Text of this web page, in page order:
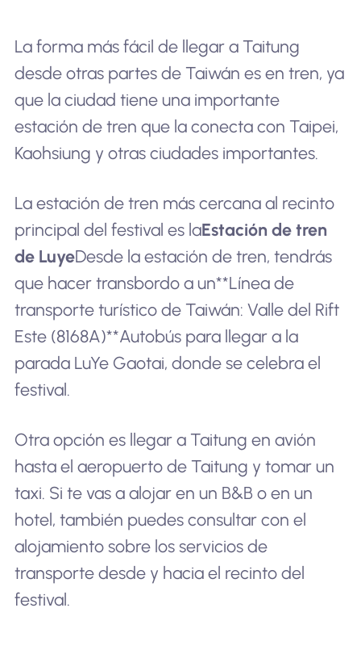
La forma más fácil de llegar a Taitung
desde otras partes de Taiwán es en tren, ya
que la ciudad tiene una importante
estación de tren que la conecta con Taipei,
Kaohsiung y otras ciudades importantes.
La estación de tren más cercana al recinto
principal del festival es laEstación de tren
de LuyeDesde la estación de tren, tendrás
que hacer transbordo a un**Línea de
transporte turístico de Taiwán: Valle del Rift
Este (8168A)**Autobús para llegar a la
parada LuYe Gaotai, donde se celebra el
festival.
Otra opción es llegar a Taitung en avión
hasta el aeropuerto de Taitung y tomar un
taxi. Si te vas a alojar en un B&B o en un
hotel, también puedes consultar con el
alojamiento sobre los servicios de
transporte desde y hacia el recinto del
festival.